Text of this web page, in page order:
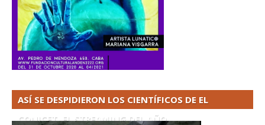
ASÍ SE DESPIDIERON LOS CIENTÍFICOS DE EL
CONICET. EL STREAMING DEL AÑO